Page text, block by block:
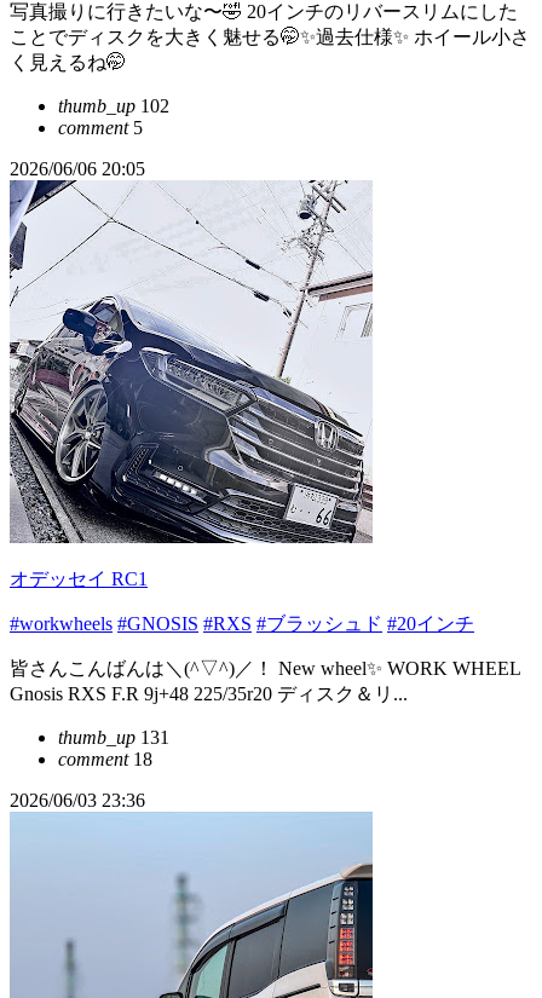
写真撮りに行きたいな〜🤣 20インチのリバースリムにした
ことでディスクを大きく魅せる🤭✨️過去仕様✨️ ホイール小さ
く見えるね🤭
thumb_up 102
comment5
2026/06/06 20:05
オデッセイ RC1
#workwheels #GNOSIS #RXS #ブラッシュド #20インチ
皆さんこんばんは＼(^▽^)／！ New wheel✨️ WORK WHEEL
Gnosis RXS F.R 9j+48 225/35r20 ディスク＆リ...
thumb_up 131
comment18
2026/06/03 23:36